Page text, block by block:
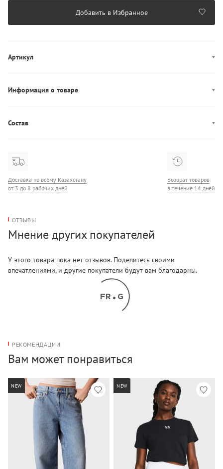
Добавить в Избранное
Артикул
Информация о товаре
Состав
Доставка по всему Казахстану
от 3 до 8 рабочих дней
Возврат товаров
в течение 14 дней
ОТЗЫВЫ
Мнение других покупателей
У этого товара пока нет отзывов. Поделитесь своими
впечатлениями, и другие покупатели будут вам благодарны.
РЕКОМЕНДАЦИИ
Вам может понравиться
NEW NEW